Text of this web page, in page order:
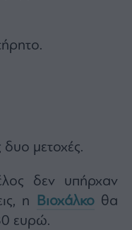
δυο μετοχές.
δεν υπήρχαν
η
Βιοχάλκοθα
ευρώ.